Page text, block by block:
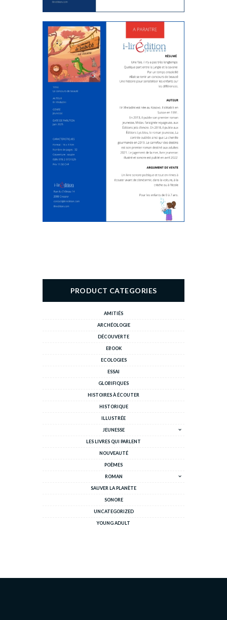
PRODUCT CATEGORIES
AMITIÉS
ARCHÉOLOGIE
DÉCOUVERTE
EBOOK
ECOLOGIES
ESSAI
GLOBIFIQUES
HISTOIRES À ÉCOUTER
HISTORIQUE
ILLUSTRÉE
JEUNESSE
LES LIVRES QUI PARLENT
NOUVEAUTÉ
POÈMES
ROMAN
SAUVER LA PLANÈTE
SONORE
UNCATEGORIZED
YOUNG ADULT